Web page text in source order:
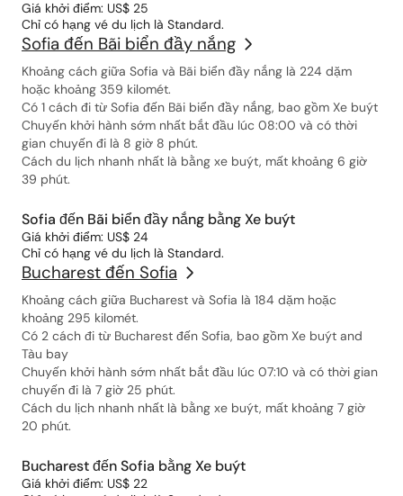
Giá khởi điểm: US$ 25
Chỉ có hạng vé du lịch là Standard.
Sofia đến Bãi biển đầy nắng
Khoảng cách giữa Sofia và Bãi biển đầy nắng là 224 dặm
hoặc khoảng 359 kilomét.
Có 1 cách đi từ Sofia đến Bãi biển đầy nắng, bao gồm Xe buýt
Chuyến khởi hành sớm nhất bắt đầu lúc 08:00 và có thời
gian chuyến đi là 8 giờ 8 phút.
Cách du lịch nhanh nhất là bằng xe buýt, mất khoảng 6 giờ
39 phút.
Sofia đến Bãi biển đầy nắng bằng Xe buýt
Giá khởi điểm: US$ 24
Chỉ có hạng vé du lịch là Standard.
Bucharest đến Sofia
Khoảng cách giữa Bucharest và Sofia là 184 dặm hoặc
khoảng 295 kilomét.
Có 2 cách đi từ Bucharest đến Sofia, bao gồm Xe buýt and
Tàu bay
Chuyến khởi hành sớm nhất bắt đầu lúc 07:10 và có thời gian
chuyến đi là 7 giờ 25 phút.
Cách du lịch nhanh nhất là bằng xe buýt, mất khoảng 7 giờ
20 phút.
Bucharest đến Sofia bằng Xe buýt
Giá khởi điểm: US$ 22